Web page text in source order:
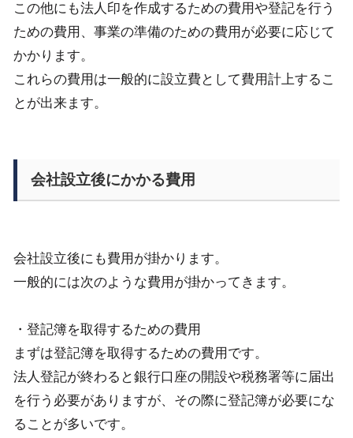
この他にも法人印を作成するための費用や登記を行う
ための費用、事業の準備のための費用が必要に応じて
かかります。
これらの費用は一般的に設立費として費用計上するこ
とが出来ます。
会社設立後にかかる費用
会社設立後にも費用が掛かります。
一般的には次のような費用が掛かってきます。
・登記簿を取得するための費用
まずは登記簿を取得するための費用です。
法人登記が終わると銀行口座の開設や税務署等に届出
を行う必要がありますが、その際に登記簿が必要にな
ることが多いです。